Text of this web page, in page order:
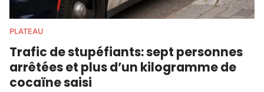
PLATEAU
Trafic de stupéfiants: sept personnes
arrêtées et plus d’un kilogramme de
cocaïne saisi